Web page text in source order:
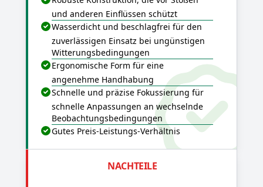
und anderen Einflüssen schützt
Wasserdicht und beschlagfrei für den
zuverlässigen Einsatz bei ungünstigen
Witterungsbedingungen
Ergonomische Form für eine
angenehme Handhabung
Schnelle und präzise Fokussierung für
schnelle Anpassungen an wechselnde
Beobachtungsbedingungen
Gutes Preis-Leistungs-Verhältnis
NACHTEILE